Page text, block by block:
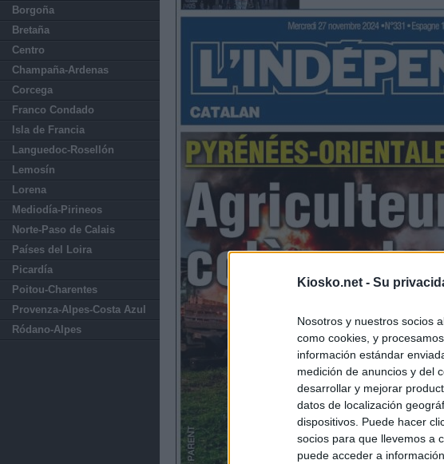
Kiosko.net - Su
Nosotros y nuestros socios
como cookies, y
información estándar
medición de anuncios y del
desarrollar y mejorar
datos de localización
dispositivos. Puede hacer
socios para que llevemos a
puede acceder a
Borgoña
Bretaña
Centro
Champaña-Ardenas
Corcega
Franco Condado
Isla de Francia
Languedoc-Rosellón
Lemosín
Lorena
Mediodía-Pirineos
Norte-Paso de Calais
Países del Loira
Picardía
Poitou-Charentes
Provenza-Alpes-Costa Azul
Ródano-Alpes